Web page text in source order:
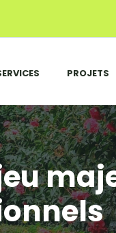
PROJETS